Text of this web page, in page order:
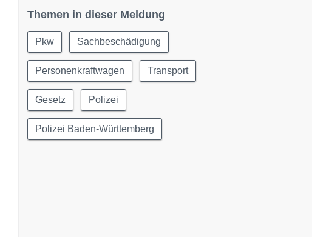
Themen in dieser Meldung
Pkw Sachbeschädigung
Personenkraftwagen Transport
Gesetz Polizei
Polizei Baden-Württemberg